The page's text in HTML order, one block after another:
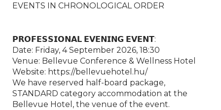
EVENTS IN CHRONOLOGICAL ORDER
𝗣𝗥𝗢𝗙𝗘𝗦𝗦𝗜𝗢𝗡𝗔𝗟 𝗘𝗩𝗘𝗡𝗜𝗡𝗚 𝗘𝗩𝗘𝗡𝗧:
Date: Friday, 4 September 2026, 18:30
Venue: Bellevue Conference & Wellness Hotel
Website: https://bellevuehotel.hu/
We have reserved half-board package,
STANDARD category accommodation at the
Bellevue Hotel, the venue of the event.